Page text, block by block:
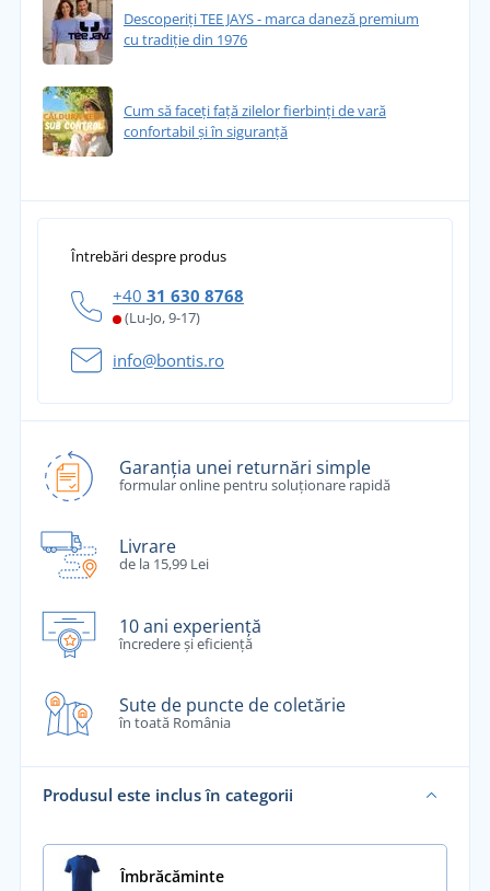
Descoperiți TEE JAYS - marca daneză premium
cu tradiție din 1976
Cum să faceți față zilelor fierbinți de vară
confortabil și în siguranță
Întrebări despre produs
+40 31 630 8768
(Lu-Jo, 9-17)
info@bontis.ro
Garanția unei returnări simple
formular online pentru soluționare rapidă
Livrare
de la 15,99 Lei
10 ani experiență
încredere și eficiență
Sute de puncte de coletărie
în toată România
Produsul este inclus în categorii
Îmbrăcăminte